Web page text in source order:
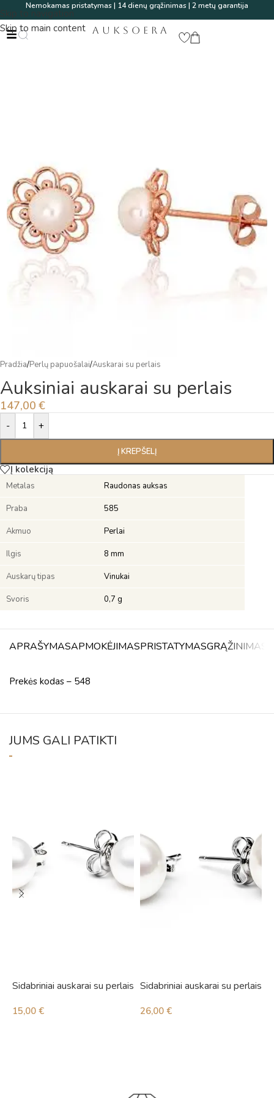
Skip to navigation
Skip to main content
Nemokamas pristatymas | 14 dienų grąžinimas | 2 metų garantija
AUKSOERA
Pradžia/Perlų papuošalai/Auskarai su perlais
Auksiniai auskarai su perlais
147,00 €
- +
Į KREPŠELĮ
Alternative:
Į kolekciją
Metalas Raudonas auksas
Praba 585
Akmuo Perlai
Ilgis 8 mm
Auskarų tipas Vinukai
Svoris 0,7 g
APRAŠYMASAPMOKĖJIMASPRISTATYMASGRĄŽINIMAS
Prekės kodas – 548
JUMS GALI PATIKTI
Sidabriniai auskarai su perlais
15,00 €
Sidabriniai auskarai su perlais
26,00 €